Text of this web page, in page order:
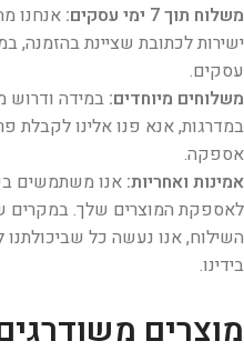
משלוח תוך 7 ימי עסקים:
אנחנו
ישירות לכתובת שציינת בהזמנה,
עסקים.
משלוחים מיוחדים: במידה ודרוש
במדרגות, אנא פנו אלינו לקבלת
אספקה.
אמינות ואחריות: אנו משתמשים
לאספקת המוצרים שלך. במקרים
השילוח, אנו נעשה כל שביכולתנו
בידינו.
מוצרים